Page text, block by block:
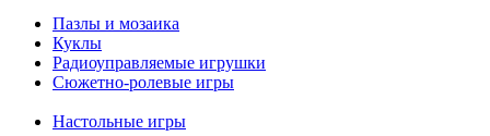
Пазлы и мозаика
Куклы
Радиоуправляемые игрушки
Сюжетно-ролевые игры
Настольные игры